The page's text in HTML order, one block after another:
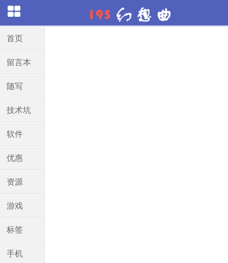
首页
留言本
随写
技术坑
软件
优惠
资源
游戏
标签
手机